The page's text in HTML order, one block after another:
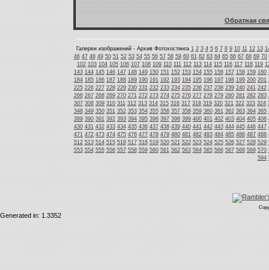
Обратная
Галереи изображений - Архив Фотохостинга 1 2 3 4 5 6 7 8 9 10 11 12 13
46 47 48 49 50 51 52 53 54 55 56 57 58 59 60 61 62 63 64 65 66 67 68 69 70
102 103 104 105 106 107 108 109 110 111 112 113 114 115 116 117 118 119
143 144 145 146 147 148 149 150 151 152 153 154 155 156 157 158 159 160
184 185 186 187 188 189 190 191 192 193 194 195 196 197 198 199 200 201
225 226 227 228 229 230 231 232 233 234 235 236 237 238 239 240 241 242
266 267 268 269 270 271 272 273 274 275 276 277 278 279 280 281 282 283
307 308 309 310 311 312 313 314 315 316 317 318 319 320 321 322 323 324
348 349 350 351 352 353 354 355 356 357 358 359 360 361 362 363 364 365
389 390 391 392 393 394 395 396 397 398 399 400 401 402 403 404 405 406
430 431 432 433 434 435 436 437 438 439 440 441 442 443 444 445 446 447
471 472 473 474 475 476 477 478 479 480 481 482 483 484 485 486 487 488
512 513 514 515 516 517 518 519 520 521 522 523 524 525 526 527 528 529
553 554 555 556 557 558 559 560 561 562 563 564 565 566 567 568 569 570
594
Generated in: 1.3352